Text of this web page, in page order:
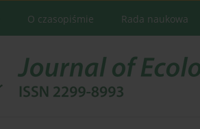
O czasopiśmie Rada naukowa